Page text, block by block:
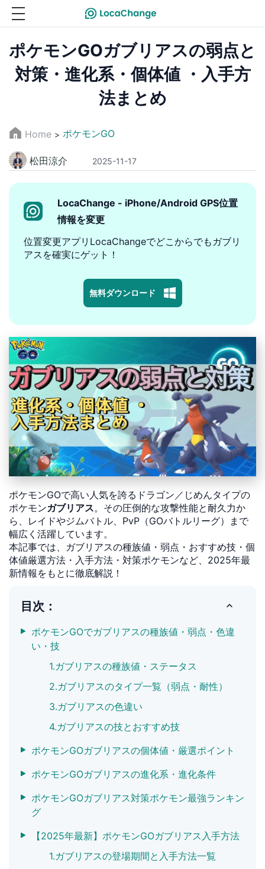
ポケモンGOガブリアスの弱点と
対策・進化系・個体値 ・入手方
法まとめ
Home > ポケモンGO
松田涼介 2025-11-17
LocaChange - iPhone/Android GPS位置
情報を変更
位置変更アプリLocaChangeでどこからでもガブリ
アスを確実にゲット！
無料ダウンロード
ポケモンGOで高い人気を誇るドラゴン／じめんタイプの
ポケモンガブリアス。その圧倒的な攻撃性能と耐久力か
ら、レイドやジムバトル、PvP（GOバトルリーグ）まで
幅広く活躍しています。
本記事では、ガブリアスの種族値・弱点・おすすめ技・個
体値厳選方法・入手方法・対策ポケモンなど、2025年最
新情報をもとに徹底解説！
目次：
ポケモンGOでガブリアスの種族値・弱点・色違
い・技
1.ガブリアスの種族値・ステータス
2.ガブリアスのタイプ一覧（弱点・耐性）
3.ガブリアスの色違い
4.ガブリアスの技とおすすめ技
ポケモンGOガブリアスの個体値・厳選ポイント
ポケモンGOガブリアスの進化系・進化条件
ポケモンGOガブリアス対策ポケモン最強ランキン
グ
【2025年最新】ポケモンGOガブリアス入手方法
1.ガブリアスの登場期間と入手方法一覧